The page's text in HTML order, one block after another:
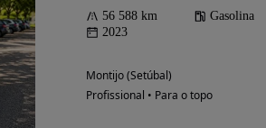
56 588 km Gasolina
2023
Montijo (Setúbal)
Profissional • Para o topo